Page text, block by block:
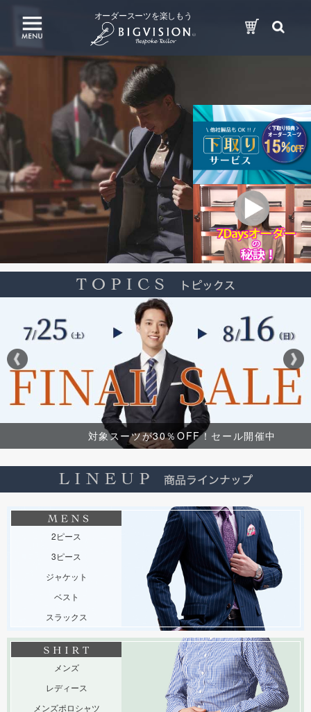
オーダースーツを楽しもう
対象スーツが30％OFF！セール開催中
2ピース
3ピース
ジャケット
ベスト
スラックス
メンズ
レディース
メンズポロシャツ